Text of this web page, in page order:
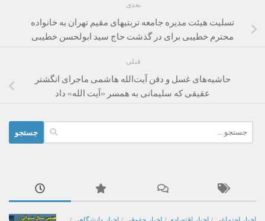
بعدی
تسلیت هیئت مدیره جامعه تربتیهای مقیم تهران به خانواده
محترم خطیبی برای در گذشت حاج سید ابولحسن خطیبی
قبلی
حاشیه‌های غسل و دفن آیت‌الله هاشمی ماجرای انگشتر
عقیقی که سلیمانی به همسر «آیت الله» داد
برای: